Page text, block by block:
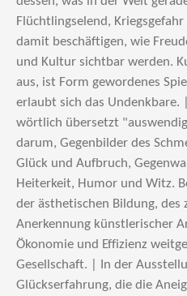
Flüchtlingselend,
damit beschäftigen, wie
und Kultur sichtbar werden.
aus, ist Form gewordenes
erlaubt sich das
wörtlich übersetzt
darum, Gegenbilder des
Glück und Aufbruch,
Heiterkeit, Humor und Witz.
der ästhetischen Bildung, des
Anerkennung künstlerischer
Ökonomie und Effizienz
Gesellschaft. | In der
Glückserfahrung, die die